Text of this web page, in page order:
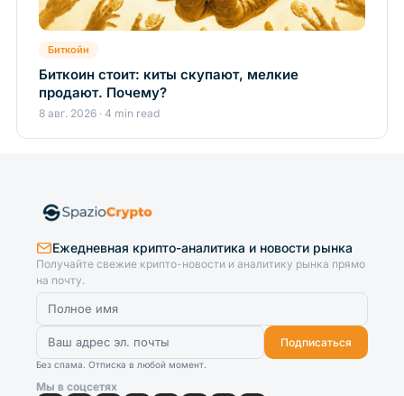
Биткойн
Биткоин стоит: киты скупают, мелкие
продают. Почему?
8 авг. 2026 · 4 min read
Ежедневная крипто-аналитика и новости рынка
Получайте свежие крипто-новости и аналитику рынка прямо
на почту.
Подписаться
Без спама. Отписка в любой момент.
Мы в соцсетях